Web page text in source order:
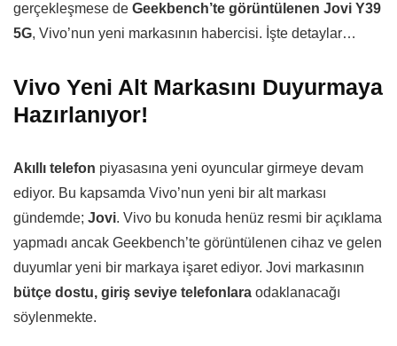
gerçekleşmese de Geekbench’te görüntülenen Jovi Y39
5G, Vivo’nun yeni markasının habercisi. İşte detaylar…
Vivo Yeni Alt Markasını Duyurmaya
Hazırlanıyor!
Akıllı telefon piyasasına yeni oyuncular girmeye devam
ediyor. Bu kapsamda Vivo’nun yeni bir alt markası
gündemde; Jovi. Vivo bu konuda henüz resmi bir açıklama
yapmadı ancak Geekbench’te görüntülenen cihaz ve gelen
duyumlar yeni bir markaya işaret ediyor. Jovi markasının
bütçe dostu, giriş seviye telefonlara odaklanacağı
söylenmekte.